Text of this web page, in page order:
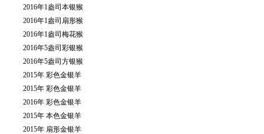
2016年1盎司本银猴
2016年1盎司扇形猴
2016年1盎司梅花猴
2016年5盎司彩银猴
2016年5盎司方银猴
2015年 彩色金银羊
2015年 彩色金银羊
2016年 彩色金银羊
2015年 本色金银羊
2015年 扇形金银羊